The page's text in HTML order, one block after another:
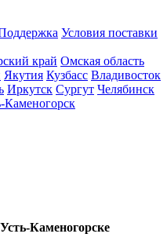
Условия поставки
край Омская область
Якутия Кузбасс Владивосток
Иркутск Сургут Челябинск
Каменогорск
Каменогорске